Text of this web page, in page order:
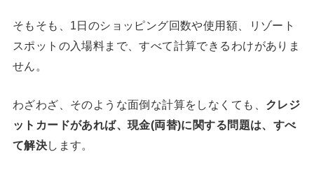
そもそも、1日のショッピング回数や使用額、リゾート
スポットの入場料まで、すべて計算できるわけがありま
せん。
わざわざ、そのような面倒な計算をしなくても、 クレジ
ットカードがあれば、現金(両替)に関する問題は、すべ
て解決します。